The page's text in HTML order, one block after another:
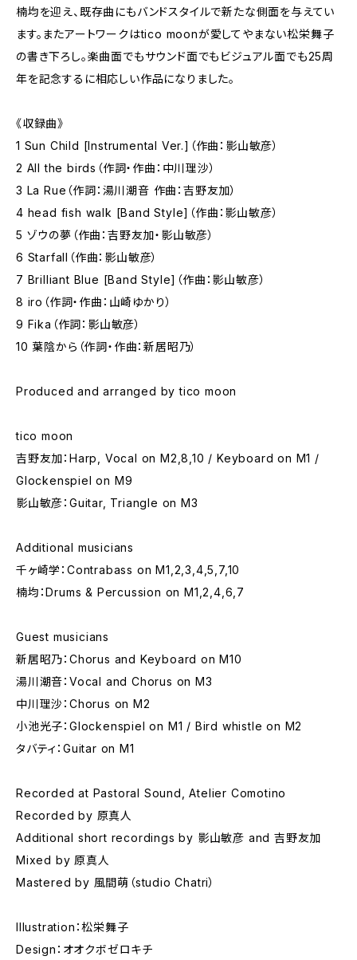
楠均を迎え、既存曲にもバンドスタイルで新たな側面を与えてい
ます。またアートワークはtico moonが愛してやまない松栄舞子
の書き下ろし。楽曲面でもサウンド面でもビジュアル面でも25周
年を記念するに相応しい作品になりました。
《収録曲》
1 Sun Child [Instrumental Ver.]（作曲：影山敏彦）
2 All the birds（作詞・作曲：中川理沙）
3 La Rue（作詞：湯川潮音 作曲：吉野友加）
4 head fish walk [Band Style]（作曲：影山敏彦）
5 ゾウの夢（作曲：吉野友加・影山敏彦）
6 Starfall（作曲：影山敏彦）
7 Brilliant Blue [Band Style]（作曲：影山敏彦）
8 iro（作詞・作曲：山崎ゆかり）
9 Fika（作詞：影山敏彦）
10 葉陰から（作詞・作曲：新居昭乃）
Produced and arranged by tico moon
tico moon
吉野友加：Harp, Vocal on M2,8,10 / Keyboard on M1 /
Glockenspiel on M9
影山敏彦：Guitar, Triangle on M3
Additional musicians
千ヶ崎学：Contrabass on M1,2,3,4,5,7,10
楠均：Drums & Percussion on M1,2,4,6,7
Guest musicians
新居昭乃：Chorus and Keyboard on M10
湯川潮音：Vocal and Chorus on M3
中川理沙：Chorus on M2
小池光子：Glockenspiel on M1 / Bird whistle on M2
タバティ：Guitar on M1
Recorded at Pastoral Sound, Atelier Comotino
Recorded by 原真人
Additional short recordings by 影山敏彦 and 吉野友加
Mixed by 原真人
Mastered by 風間萌（studio Chatri）
Illustration：松栄舞子
Design：オオクボゼロキチ